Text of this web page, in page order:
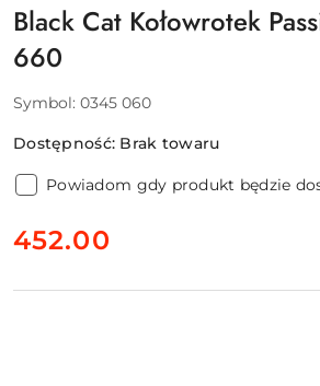
Black Cat Kołowrotek
660
Symbol: 0345 060
Dostępność: Brak towaru
Powiadom gdy produkt będzie
cena:
452.00